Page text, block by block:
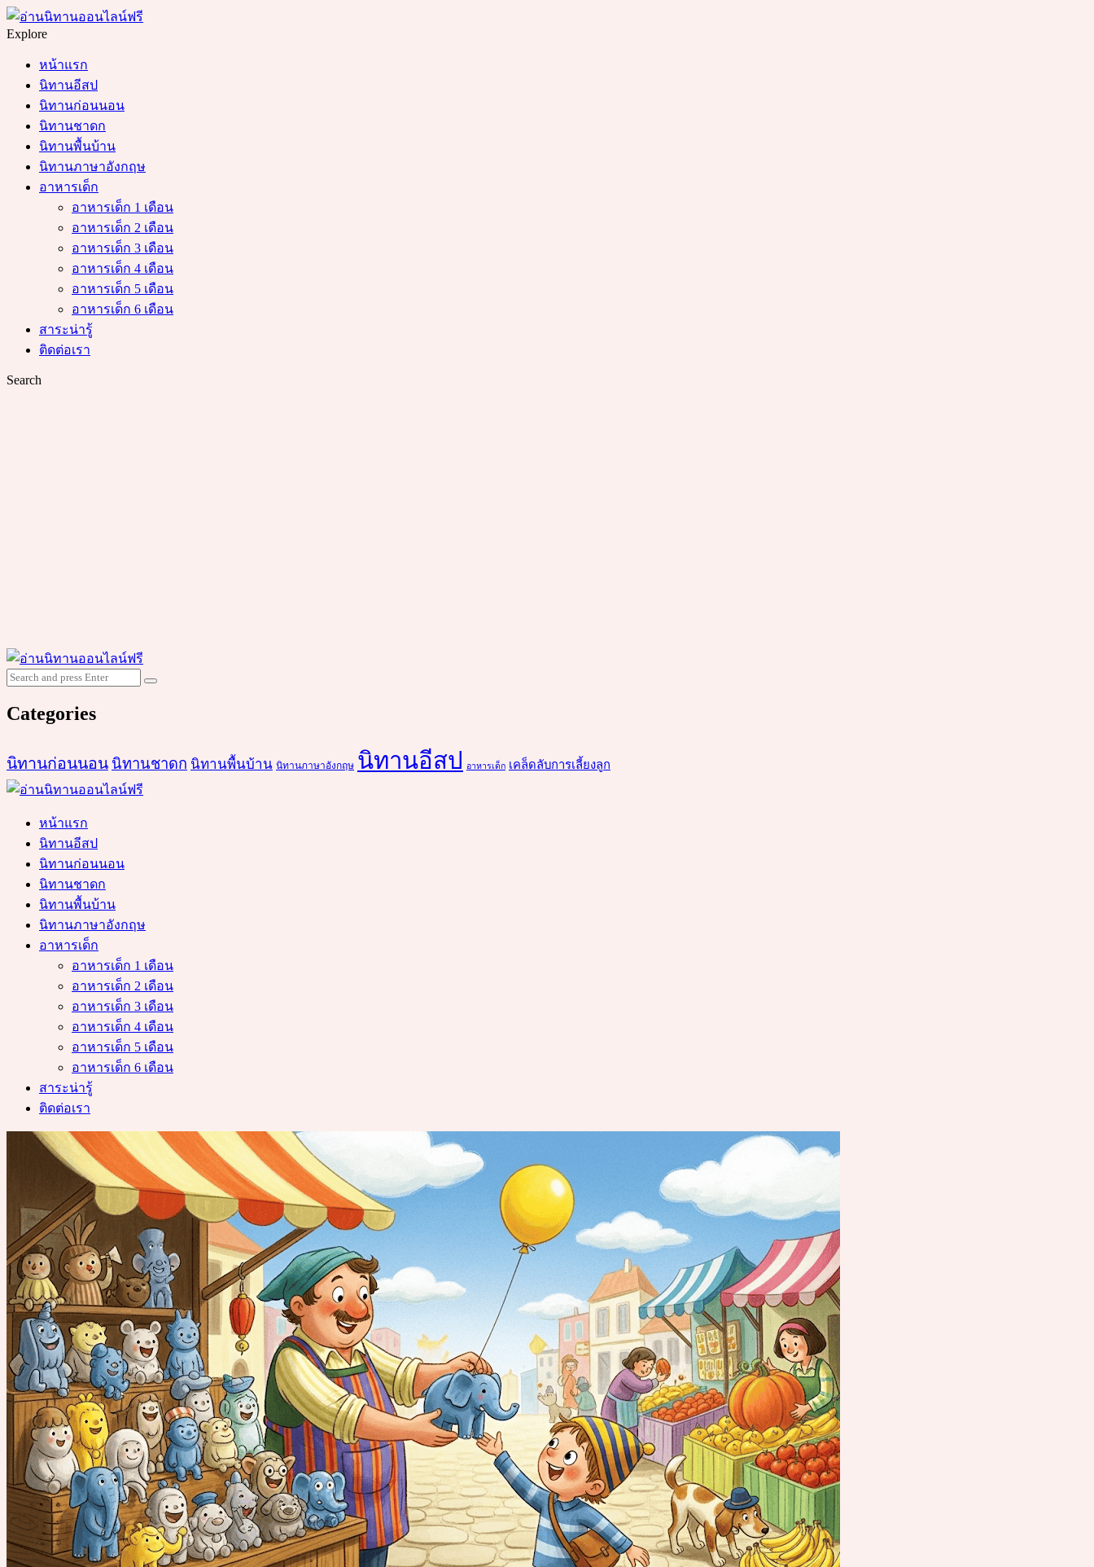
Menu
Search
Explore
หน้าแรก
นิทานอีสป
นิทานก่อนนอน
นิทานชาดก
นิทานพื้นบ้าน
นิทานภาษาอังกฤษ
อาหารเด็ก
อาหารเด็ก 1 เดือน
อาหารเด็ก 2 เดือน
อาหารเด็ก 3 เดือน
อาหารเด็ก 4 เดือน
อาหารเด็ก 5 เดือน
อาหารเด็ก 6 เดือน
สาระน่ารู้
ติดต่อเรา
Search
Search
for:
Search
Categories
นิทานก่อนนอน นิทานชาดก นิทานพื้นบ้าน นิทานภาษาอังกฤษ นิทานอีสป อาหารเด็ก เคล็ดลับการเลี้ยงลูก
หน้าแรก
นิทานอีสป
นิทานก่อนนอน
นิทานชาดก
นิทานพื้นบ้าน
นิทานภาษาอังกฤษ
อาหารเด็ก
อาหารเด็ก 1 เดือน
อาหารเด็ก 2 เดือน
อาหารเด็ก 3 เดือน
อาหารเด็ก 4 เดือน
อาหารเด็ก 5 เดือน
อาหารเด็ก 6 เดือน
สาระน่ารู้
ติดต่อเรา